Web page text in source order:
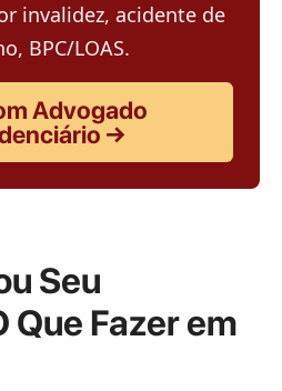
invalidez, acidente de
BPC/LOAS.
Advogado
→
Seu
Que Fazer em